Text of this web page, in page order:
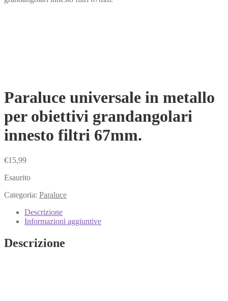
Paraluce universale in metallo
per obiettivi grandangolari
innesto filtri 67mm.
€15,99
Esaurito
Categoria: Paraluce
Descrizione
Informazioni aggiuntive
Descrizione